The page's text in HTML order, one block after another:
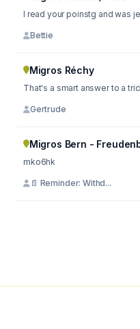
I read your poinstg and was
Bettie
Migros Réchy
That's a smart answer to a
Gertrude
Migros Bern -
mko6hk
📄 Reminder: Withd...